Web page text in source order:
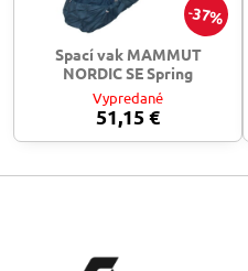
37%
Spací vak MAMMUT
NORDIC SE Spring
Vypredané
51,15 €